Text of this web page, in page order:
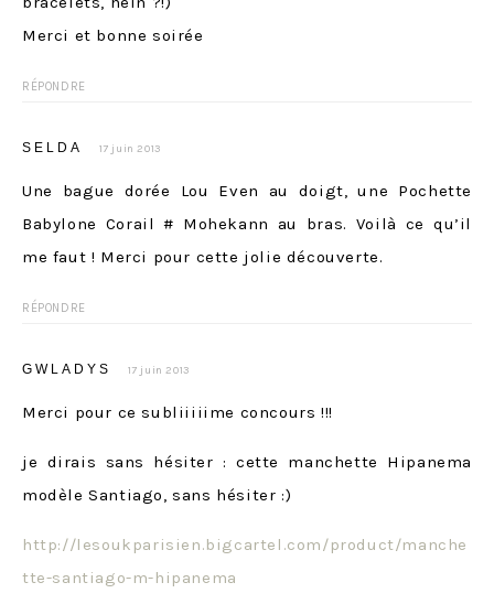
Merci et bonne soirée
RÉPONDRE
SELDA 17 juin 2013
Une bague dorée Lou Even au doigt, une Pochette
Babylone Corail # Mohekann au bras. Voilà ce qu’il
me faut ! Merci pour cette jolie découverte.
RÉPONDRE
GWLADYS 17 juin 2013
Merci pour ce subliiiiime concours !!!
je dirais sans hésiter : cette manchette Hipanema
modèle Santiago, sans hésiter :)
http://lesoukparisien.bigcartel.com/product/manche
tte-santiago-m-hipanema